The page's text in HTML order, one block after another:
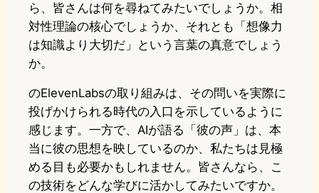
ら、皆さんは何を尋ねてみたいでしょうか。相
対性理論の核心でしょうか、それとも「想像力
は知識より大切だ」という言葉の真意でしょう
か。
のElevenLabsの取り組みは、その問いを実際に
投げかけられる時代の入口を示しているように
感じます。一方で、AIが語る「彼の声」は、本
当に彼の思想を映しているのか、私たちは見極
める目も必要かもしれません。皆さんなら、こ
の技術をどんな学びに活かしてみたいですか。